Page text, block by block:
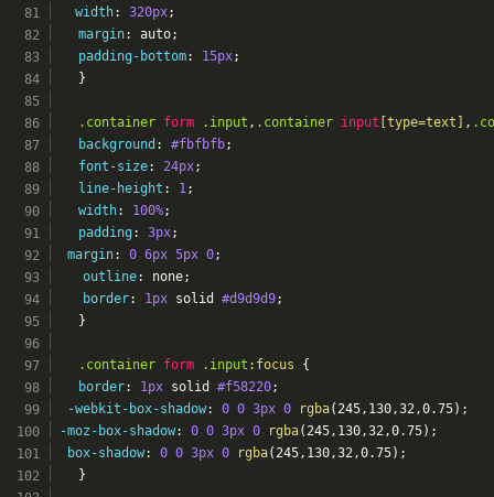
width: 320px;
margin: auto;
padding-bottom: 15px;
	}
.container form .input , .container input [type=text] ,
background : #fbfbfb;
font-size: 24px;
line-height : 1;
width: 100%;
padding : 3px;
margin: 0 6px 5px 0;
outline: none;
border: 1px solid #d9d9d9;
	}
.container form .input :focus {
border: 1px solid #f58220;
-webkit-box-shadow: 0 0 3px 0 rgba(245,130,32,0.75);
-moz-box-shadow: 0 0 3px 0 rgba(245,130,32,0.75);
box-shadow: 0 0 3px 0 rgba(245,130,32,0.75);
	}